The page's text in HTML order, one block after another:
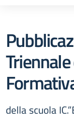
della scuola